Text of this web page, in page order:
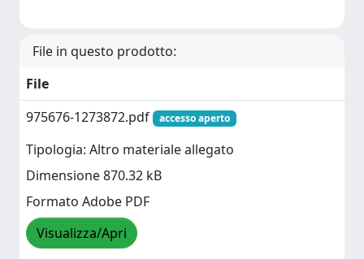
File in questo prodotto:
File
975676-1273872.pdf
accesso aperto
Tipologia: Altro materiale allegato
Dimensione 870.32 kB
Formato Adobe PDF
Visualizza/Apri